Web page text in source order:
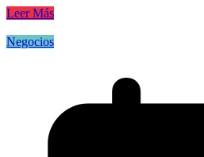
Leer Más
Negocios